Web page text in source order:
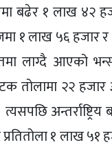
बढेर १ लाख ४२
१ लाख ५६ हजार
लाग्दै आएको
तोलामा २२
त्यसपछि
१ लाख